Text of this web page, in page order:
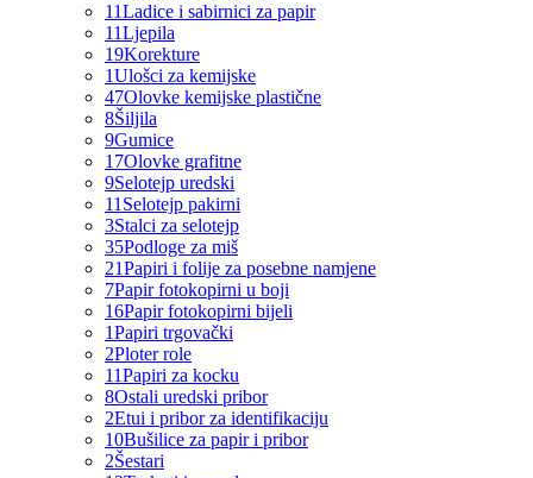
11Ladice i sabirnici za papir
11Ljepila
19Korekture
1Ulošci za kemijske
47Olovke kemijske plastične
8Šiljila
9Gumice
17Olovke grafitne
9Selotejp uredski
11 Selotejp pakirni
3Stalci za selotejp
35Podloge za miš
21Papiri i folije za posebne namjene
7Papir fotokopirni u boji
16Papir fotokopirni bijeli
1Papiri trgovački
2Ploter role
11Papiri za kocku
8Ostali uredski pribor
2Etui i pribor za identifikaciju
10Bušilice za papir i pribor
2Šestari